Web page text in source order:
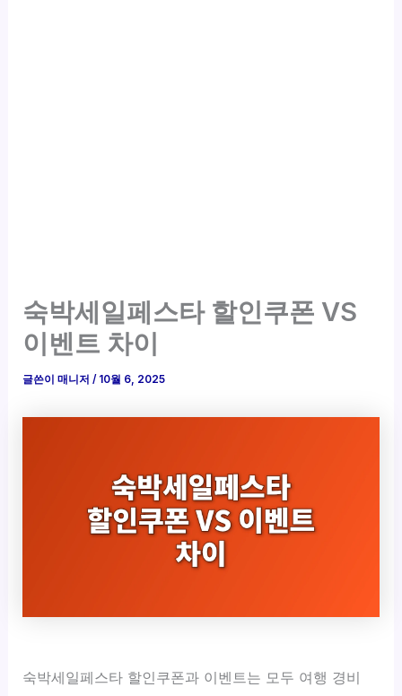
숙박세일페스타 할인쿠폰 VS
이벤트 차이
글쓴이매니저/ 10월 6, 2025
숙박세일페스타 할인쿠폰과 이벤트는 모두 여행 경비